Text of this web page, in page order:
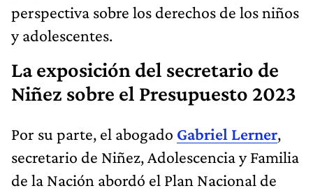
perspectiva sobre los derechos de los niños
y adolescentes.
La exposición del secretario de
Niñez sobre el Presupuesto 2023
Por su parte, el abogado Gabriel Lerner,
secretario de Niñez, Adolescencia y Familia
de la Nación abordó el Plan Nacional de